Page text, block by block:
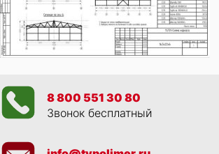
8 800 551 30 80
Звонок бесплатный